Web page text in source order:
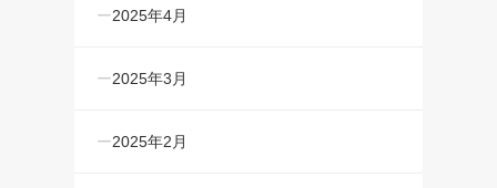
2025年4月
2025年3月
2025年2月